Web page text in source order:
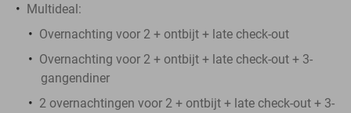
Multideal:
Overnachting voor 2 + ontbijt + late check-out
Overnachting voor 2 + ontbijt + late check-out + 3-
gangendiner
2 overnachtingen voor 2 + ontbijt + late check-out + 3-